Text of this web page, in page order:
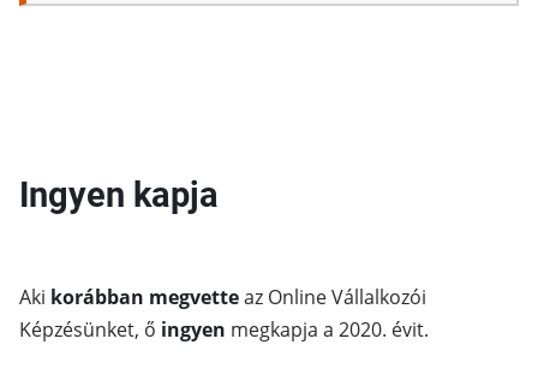
Ingyen kapja
Aki korábban megvetteaz Online Vállalkozói
Képzésünket, ő ingyen megkapja a 2020. évit.